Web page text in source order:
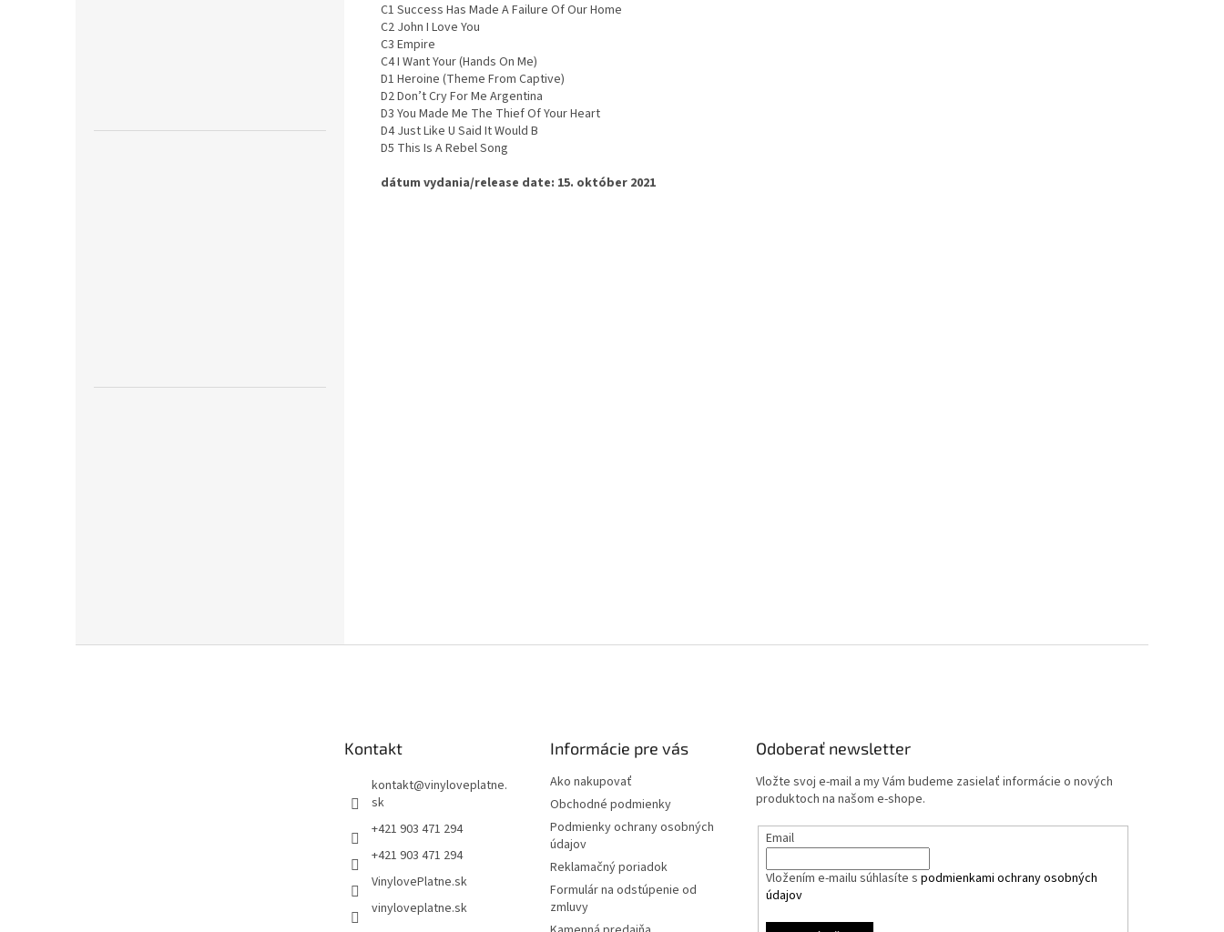
C1 Success Has Made A Failure Of Our Home
C2 John I Love You
C3 Empire
C4 I Want Your (Hands On Me)
D1 Heroine (Theme From Captive)
D2 Don’t Cry For Me Argentina
D3 You Made Me The Thief Of Your Heart
D4 Just Like U Said It Would B
D5 This Is A Rebel Song
dátum vydania/release date: 15. október 2021
Kontakt
kontakt@vinyloveplatne.
sk
+421 903 471 294
+421 903 471 294
VinylovePlatne.sk
vinyloveplatne.sk
Informácie pre vás
Ako nakupovať
Obchodné podmienky
Podmienky ochrany osobných
údajov
Reklamačný poriadok
Formulár na odstúpenie od
zmluvy
Odoberať newsletter
Vložte svoj e-mail a my Vám budeme zasielať informácie o nových
produktoch na našom e-shope.
Email
Vložením e-mailu súhlasíte spodmienkami ochrany osobných
údajov